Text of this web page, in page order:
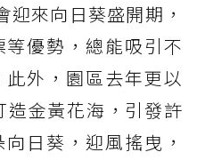
來向日葵盛開期，
優勢，總能吸引不
外，園區去年更以
金黃花海，引發許
日葵，迎風搖曳，